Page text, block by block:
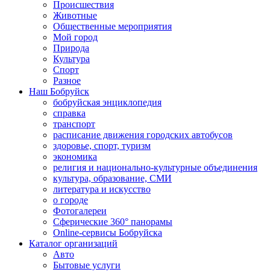
Происшествия
Животные
Общественные мероприятия
Мой город
Природа
Культура
Спорт
Разное
Наш Бобруйск
бобруйская энциклопедия
справка
транспорт
расписание движения городских автобусов
здоровье, спорт, туризм
экономика
религия и национально-культурные объединения
культура, образование, СМИ
литература и искусство
о городе
Фотогалереи
Сферические 360° панорамы
Online-сервисы Бобруйска
Каталог организаций
Авто
Бытовые услуги